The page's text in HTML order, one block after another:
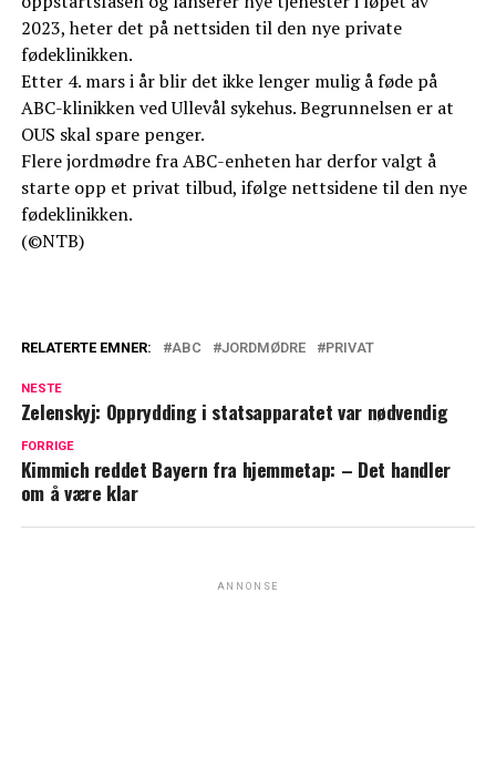
2023, heter det på nettsiden til den nye private
fødeklinikken.
Etter 4. mars i år blir det ikke lenger mulig å føde på
ABC-klinikken ved Ullevål sykehus. Begrunnelsen er at
OUS skal spare penger.
Flere jordmødre fra ABC-enheten har derfor valgt å
starte opp et privat tilbud, ifølge nettsidene til den nye
fødeklinikken.
(©NTB)
RELATERTE EMNER: ABC JORDMØDRE PRIVAT
NESTE
Zelenskyj: Opprydding i statsapparatet var nødvendig
FORRIGE
Kimmich reddet Bayern fra hjemmetap: – Det handler
om å være klar
ANNONSE